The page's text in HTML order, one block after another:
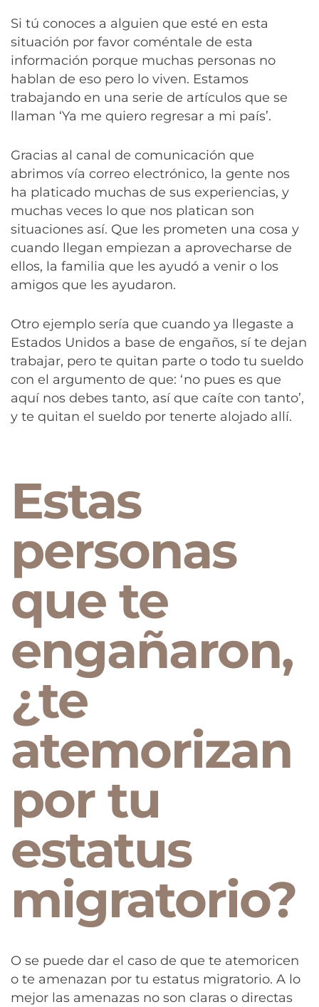
Si tú conoces a alguien que esté en esta
situación por favor coméntale de esta
información porque muchas personas no
hablan de eso pero lo viven. Estamos
trabajando en una serie de artículos que se
llaman ‘Ya me quiero regresar a mi país’.
Gracias al canal de comunicación que
abrimos vía correo electrónico, la gente nos
ha platicado muchas de sus experiencias, y
muchas veces lo que nos platican son
situaciones así. Que les prometen una cosa y
cuando llegan empiezan a aprovecharse de
ellos, la familia que les ayudó a venir o los
amigos que les ayudaron.
Otro ejemplo sería que cuando ya llegaste a
Estados Unidos a base de engaños, sí te dejan
trabajar, pero te quitan parte o todo tu sueldo
con el argumento de que: ‘no pues es que
aquí nos debes tanto, así que caíte con tanto’,
y te quitan el sueldo por tenerte alojado allí.
Estas
personas
que te
engañaron,
¿te
atemorizan
por tu
estatus
migratorio?
O se puede dar el caso de que te atemoricen
o te amenazan por tu estatus migratorio. A lo
mejor las amenazas no son claras o directas